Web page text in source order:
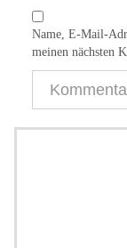
Name, E-Mail-
meinen nächsten